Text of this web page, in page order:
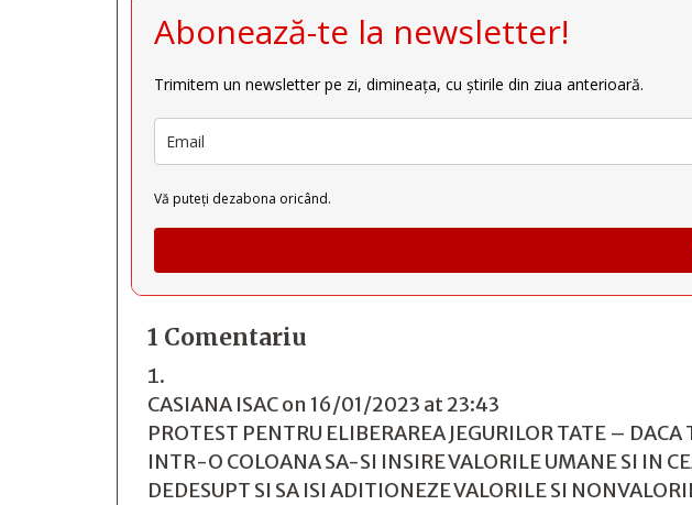
Abonează-te la newsletter!
Trimitem un newsletter pe zi, dimineața, cu știrile din ziua anterioară.
Vă puteți dezabona oricând.
1 Comentariu
CASIANA ISACon 16/01/2023 at 23:43
PROTEST PENTRU ELIBERAREA JEGURILOR TATE –
INTR-O COLOANA SA-SI INSIRE VALORILE UMANE SI IN
DEDESUPT SI SA ISI ADITIONEZE VALORILE SI